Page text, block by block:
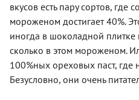
вкусов есть пару сортов,
мороженом достигает 40%.
иногда в шоколадной плитке
сколько в этом мороженом.
100%ных ореховых паст, где
Безусловно, они очень